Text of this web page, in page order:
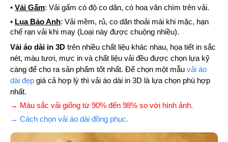
• Vải Gấm: Vải gấm có độ co dãn, có hoa văn chìm trên vải.
• Lụa Bảo Anh: Vải mềm, rủ, co dãn thoải mái khi mặc, hạn
chế rạn vải khi may (Loại này được chuộng nhiều).
Vải áo dài in 3D trên nhiều chất liệu khác nhau, họa tiết in sắc
nét, màu tươi, mực in và chất liệu vải đều được chọn lựa kỹ
càng để cho ra sản phẩm tốt nhất. Để chọn một mẫu vải áo
dài đẹp giá cả hợp lý thì vải áo dài in 3D là lựa chọn phù hợp
nhất.
→ Màu sắc vải giống từ 90% đến 98% so với hình ảnh.
→ Cách chọn vải áo dài đồng phục.